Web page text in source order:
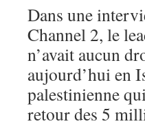
Dans une
Channel 2, le
n’avait aucun
aujourd’hui en
palestinienne
retour des 5